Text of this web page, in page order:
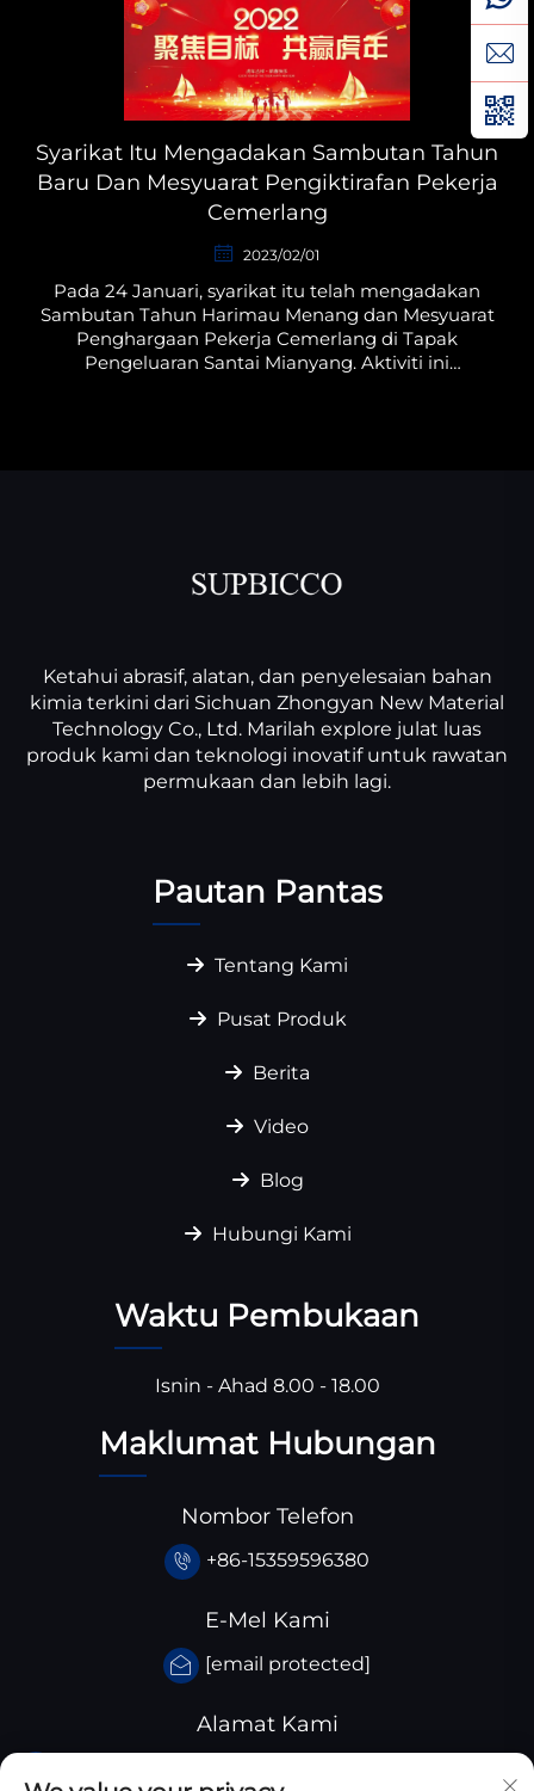
Syarikat Itu Mengadakan Sambutan Tahun
Baru Dan Mesyuarat Pengiktirafan Pekerja
Cemerlang
2023/02/01
Pada 24 Januari, syarikat itu telah mengadakan
Sambutan Tahun Harimau Menang dan Mesyuarat
Penghargaan Pekerja Cemerlang di Tapak
Pengeluaran Santai Mianyang. Aktiviti ini
Ketahui abrasif, alatan, dan penyelesaian bahan
kimia terkini dari Sichuan Zhongyan New Material
Technology Co., Ltd. Marilah explore julat luas
produk kami dan teknologi inovatif untuk rawatan
permukaan dan lebih lagi.
Pautan Pantas
Tentang Kami
Pusat Produk
Berita
Video
Blog
Hubungi Kami
Waktu Pembukaan
Isnin - Ahad 8.00 - 18.00
Maklumat Hubungan
Nombor Telefon
+86-15359596380
E-Mel Kami
[email protected]
Alamat Kami